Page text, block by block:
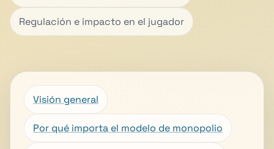
Regulación e impacto en el jugador
Visión general
Por qué importa el modelo de monopolio